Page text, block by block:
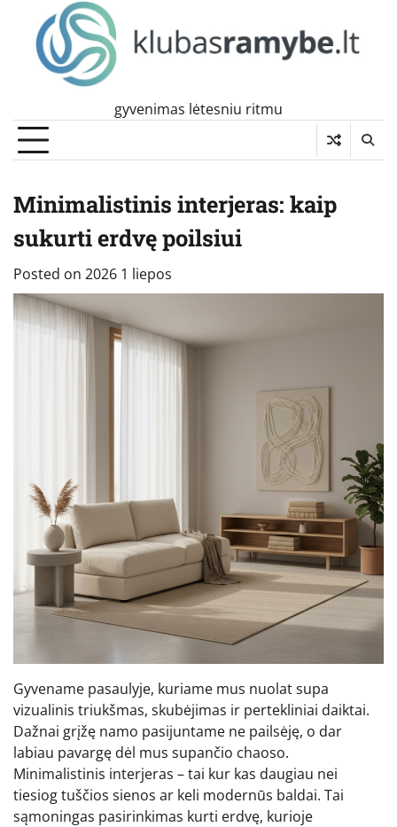
content
gyvenimas lėtesniu ritmu
Minimalistinis interjeras: kaip
sukurti erdvę poilsiui
Posted on 2026 1 liepos
Gyvename pasaulyje, kuriame mus nuolat supa
vizualinis triukšmas, skubėjimas ir pertekliniai daiktai.
Dažnai grįžę namo pasijuntame ne pailsėję, o dar
labiau pavargę dėl mus supančio chaoso.
Minimalistinis interjeras – tai kur kas daugiau nei
tiesiog tuščios sienos ar keli modernūs baldai. Tai
sąmoningas pasirinkimas kurti erdvę, kurioje